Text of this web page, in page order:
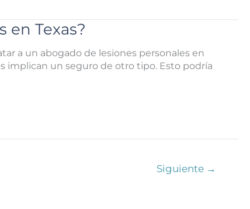
en Texas?
a un abogado de lesiones personales en
implican un seguro de otro tipo. Esto podría
Siguiente →